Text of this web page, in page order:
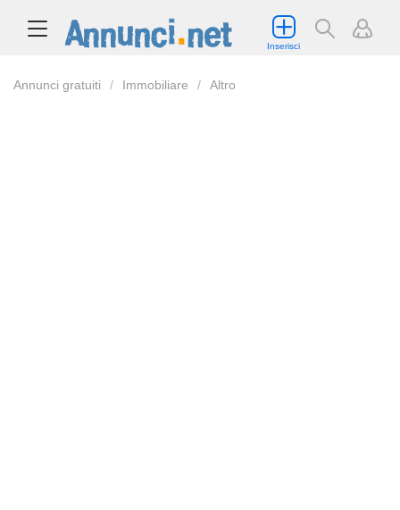
Inserisci
Annunci gratuiti Immobiliare Altro